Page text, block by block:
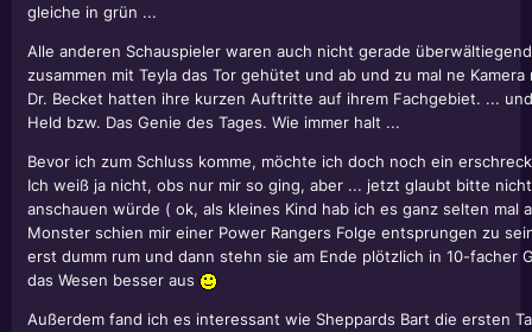
gleiche in grün ...
Alle anderen Schauspieler waren auch nicht gerade
zusammen mit Teyla das Tor gehütet und ab und zu mal ne
Dr. Becket hatten ihre kurzen Auftritte auf ihrem Fachgebiet. ...
Held bzw. Das Genie des Tages. Wie immer halt ...
Bevor ich zum Schluss komme, möchte ich doch noch ein
Ich weiß ja nicht, obs nur mir so ging, aber ... jetzt glaubt bitte
anschauen würde ( ok, als kleines Kind hab ich es ganz selten mal
Monster schien mir einer Power Rangers Folge entsprungen zu
erst dumm rum und dann stehn sie am Ende plötzlich in 10-facher
das Wesen besser aus
Außerdem fand ich es interessant wie Sheppards Bart die ersten